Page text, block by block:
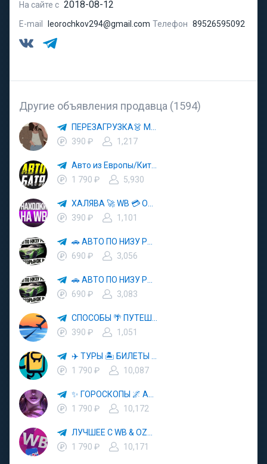
На сайте с 2018-08-12
E-mail leorochkov294@gmail.com Телефон 89526595092
Другие объявления продавца (1594)
390 ₽
1,217
1 790 ₽
5,930
390 ₽
1,101
690 ₽
3,056
690 ₽
3,083
390 ₽
1,051
1 790 ₽
10,087
1 790 ₽
10,172
1 790 ₽
10,171